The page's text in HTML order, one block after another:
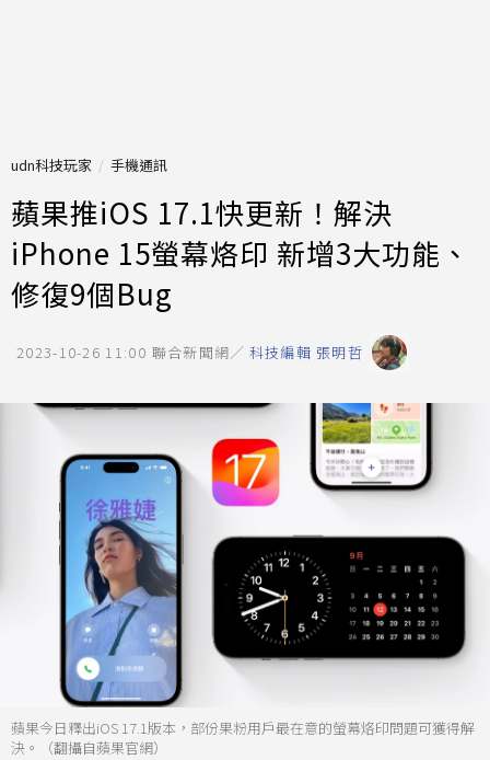
udn科技玩家 手機通訊
蘋果推iOS 17.1快更新！解決
iPhone 15螢幕烙印 新增3大功能、
修復9個Bug
2023-10-26 11:00 聯合新聞網／ 科技編輯 張明哲
蘋果今日釋出iOS 17.1版本，部份果粉用戶最在意的螢幕烙印問題可獲得解
決。（翻攝自蘋果官網）